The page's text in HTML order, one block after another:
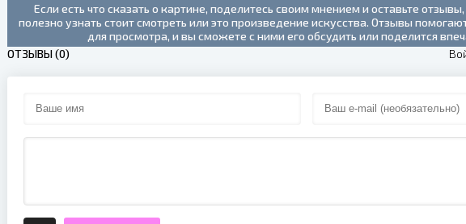
Если есть что сказать о картине, поделитесь своим мнением и оставьте
полезно узнать стоит смотреть или это произведение искусства. Отзывы
для просмотра, и вы сможете с ними его обсудить или поделится
ОТЗЫВЫ (0)